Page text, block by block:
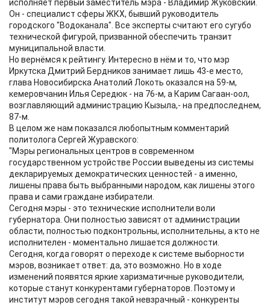
исполняет первый заместитель мэра - Владимир Жуковский.
Он - специалист сферы ЖКХ, бывший руководитель
городского "Водоканала". Все эксперты считают его сугубо
технической фигурой, призванной обеспечить транзит
муниципальной власти.
Но вернёмся к рейтингу. Интересно в нём и то, что мэр
Иркутска Дмитрий Бердников занимает лишь 43-е место,
глава Новосибирска Анатолий Локоть оказался на 59-м,
кемеровчанин Илья Середюк - на 76-м, а Карим Сагаан-оол,
возглавляющий администрацию Кызыла,- на предпоследнем,
87-м.
В целом же нам показался любопытным комментарий
политолога Сергей Журавского:
"Мэры региональных центров в современном
государственном устройстве России выведены из системы
декларируемых демократических ценностей - а именно,
лишены права быть выбранными народом, как лишены этого
права и сами граждане избиратели.
Сегодня мэры - это технические исполнители воли
губернатора. Они полностью зависят от администрации
области, полностью подконтрольны, исполнительны, а кто не
исполнителен - моментально лишается должности.
Сегодня, когда говорят о переходе к системе выборности
мэров, возникает ответ: да, это возможно. Но в ходе
изменений появятся яркие харизматичные руководители,
которые станут конкурентами губернаторов. Поэтому и
институт мэров сегодня такой невзрачный - конкуренты